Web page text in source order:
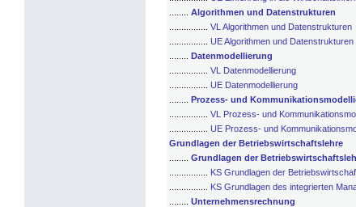
Algorithmen und Datenstrukturen
VL Algorithmen und Datenstrukturen
UE Algorithmen und Datenstrukturen
Datenmodellierung
VL Datenmodellierung
UE Datenmodellierung
Prozess- und
VL Prozess- und
UE Prozess- und
Grundlagen der Betriebswirtschaftslehre
Grundlagen der
KS Grundlagen der
KS Grundlagen des integrierten
Unternehmensrechnung